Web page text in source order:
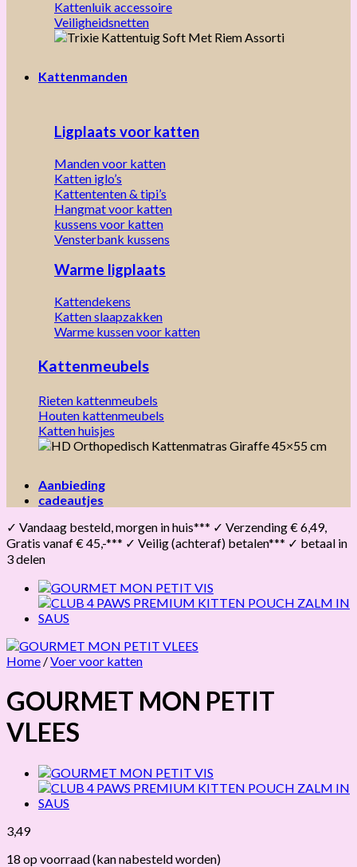
Kattenluik accessoire
Veiligheidsnetten
Kattenmanden
Ligplaats voor katten
Manden voor katten
Katten iglo’s
Kattententen & tipi’s
Hangmat voor katten
kussens voor katten
Vensterbank kussens
Warme ligplaats
Kattendekens
Katten slaapzakken
Warme kussen voor katten
Kattenmeubels
Rieten kattenmeubels
Houten kattenmeubels
Katten huisjes
Aanbieding
cadeautjes
✓ Vandaag besteld, morgen in huis*** ✓ Verzending € 6,49,
Gratis vanaf € 45,-*** ✓ Veilig (achteraf) betalen*** ✓ betaal in
3 delen
Home /Voer voor katten
GOURMET MON PETIT
VLEES
3,49
18 op voorraad (kan nabesteld worden)